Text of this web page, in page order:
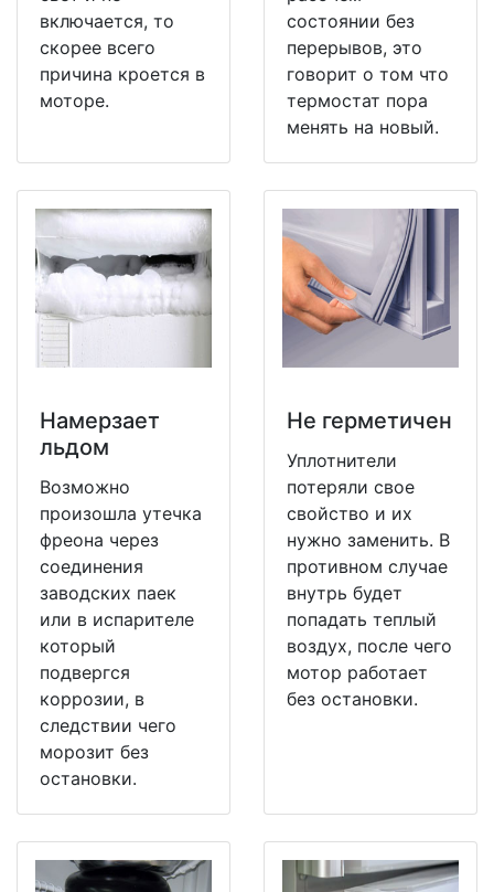
включается, то
скорее всего
причина кроется в
моторе.
состоянии без
перерывов, это
говорит о том что
термостат пора
менять на новый.
Намерзает
льдом
Возможно
произошла утечка
фреона через
соединения
заводских паек
или в испарителе
который
подвергся
коррозии, в
следствии чего
морозит без
остановки.
Не герметичен
Уплотнители
потеряли свое
свойство и их
нужно заменить. В
противном случае
внутрь будет
попадать теплый
воздух, после чего
мотор работает
без остановки.